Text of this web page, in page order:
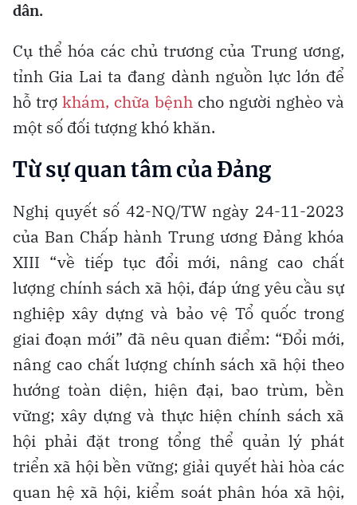
dân.
Cụ thể hóa các chủ trương của Trung ương,
tỉnh Gia Lai ta đang dành nguồn lực lớn để
hỗ trợ khám, chữa bệnh cho người nghèo và
một số đối tượng khó khăn.
Từ sự quan tâm của Đảng
Nghị quyết số 42-NQ/TW ngày 24-11-2023
của Ban Chấp hành Trung ương Đảng khóa
XIII “về tiếp tục đổi mới, nâng cao chất
lượng chính sách xã hội, đáp ứng yêu cầu sự
nghiệp xây dựng và bảo vệ Tổ quốc trong
giai đoạn mới” đã nêu quan điểm: “Đổi mới,
nâng cao chất lượng chính sách xã hội theo
hướng toàn diện, hiện đại, bao trùm, bền
vững; xây dựng và thực hiện chính sách xã
hội phải đặt trong tổng thể quản lý phát
triển xã hội bền vững; giải quyết hài hòa các
quan hệ xã hội, kiểm soát phân hóa xã hội,